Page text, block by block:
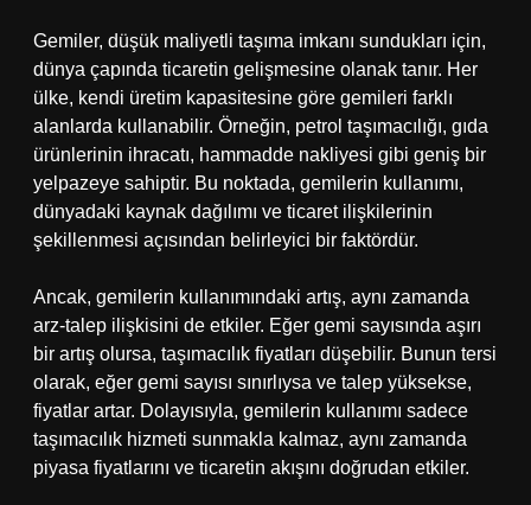
Gemiler, düşük maliyetli taşıma imkanı sundukları için,
dünya çapında ticaretin gelişmesine olanak tanır. Her
ülke, kendi üretim kapasitesine göre gemileri farklı
alanlarda kullanabilir. Örneğin, petrol taşımacılığı, gıda
ürünlerinin ihracatı, hammadde nakliyesi gibi geniş bir
yelpazeye sahiptir. Bu noktada, gemilerin kullanımı,
dünyadaki kaynak dağılımı ve ticaret ilişkilerinin
şekillenmesi açısından belirleyici bir faktördür.
Ancak, gemilerin kullanımındaki artış, aynı zamanda
arz-talep ilişkisini de etkiler. Eğer gemi sayısında aşırı
bir artış olursa, taşımacılık fiyatları düşebilir. Bunun tersi
olarak, eğer gemi sayısı sınırlıysa ve talep yüksekse,
fiyatlar artar. Dolayısıyla, gemilerin kullanımı sadece
taşımacılık hizmeti sunmakla kalmaz, aynı zamanda
piyasa fiyatlarını ve ticaretin akışını doğrudan etkiler.